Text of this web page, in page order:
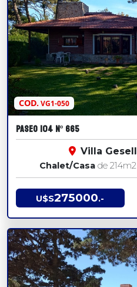
COD.VG1-050
PASEO 104 Nº 665
Villa Gesell
Chalet/Casa de 214m2
U$S275000.-